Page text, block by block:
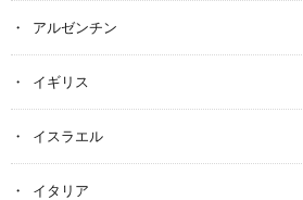
アルゼンチン
イギリス
イスラエル
イタリア